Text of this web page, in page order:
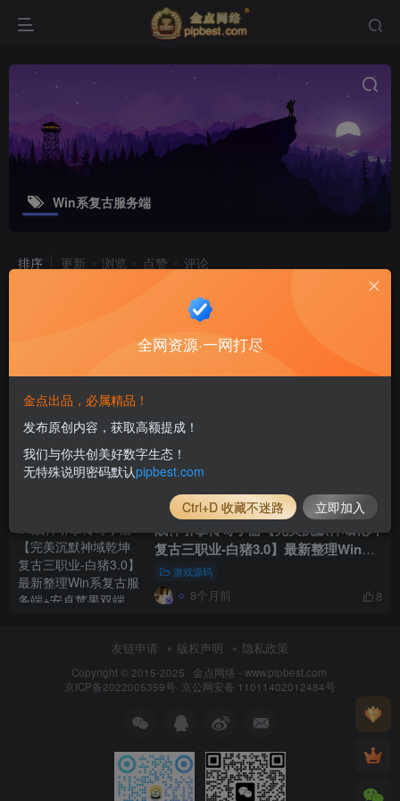
Win系复古服务端
排序 更新 浏览 点赞 评论
战神引擎【传奇手游起源雷霆白猪3免
授权】最新整理Win系复古服务端_安
卓苹果双端_GM授权后台_详细搭建教
游戏源码
战神引擎【传奇手游小兰插件1.76追忆
第三季免授权】最新整理Win系复古服
务端_安卓苹果双端_GM授权物品后台
_详细搭建教程
游戏源码
战神引擎传奇手游【完美沉默神域乾坤
复古三职业-白猪3.0】最新整理Win系
复古服务端+安卓苹果双端+GM授权物
品后台+详细搭建教程
游戏源码
8个月前 8
友链申请 版权声明 隐私政策
Copyright © 2015-2025 · 金点网络 - www.pipbest.com
京ICP备2022005359号· 京公网安备 11011402012484号
全网资源·一网打尽
金点出品，必属精品！
发布原创内容，获取高额提成！
我们与你共创美好数字生态！
无特殊说明密码默认pipbest.com
Ctrl+D 收藏不迷路 立即加入